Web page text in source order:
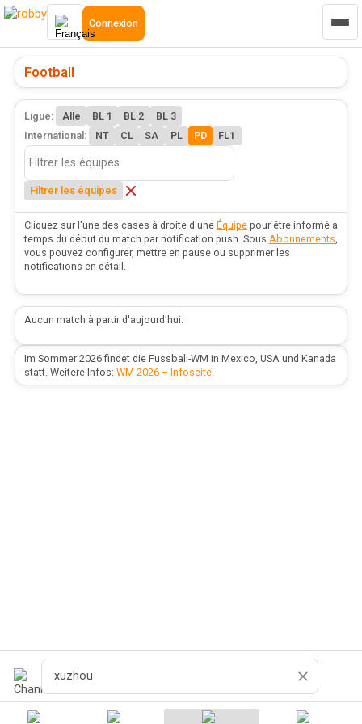
Connexion
Football
Ligue: Alle BL 1 BL 2
BL 3
International:
NT CL SA PL PD FL1
Filtrer les équipes
Cliquez sur l'une des cases à droite d'une Équipepour être informé à
temps du début du match par notification push. Sous Abonnements,
vous pouvez configurer, mettre en pause ou supprimer les
notifications en détail.
Aucun match à partir d'aujourd'hui.
Im Sommer 2026 findet die Fussball-WM in Mexico, USA und Kanada
statt. Weitere Infos: WM 2026 – Infoseite.
Recherche